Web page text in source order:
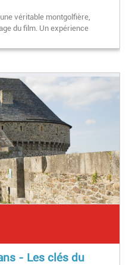
véritable montgolfière,
du film. Un expérience
- Les clés du